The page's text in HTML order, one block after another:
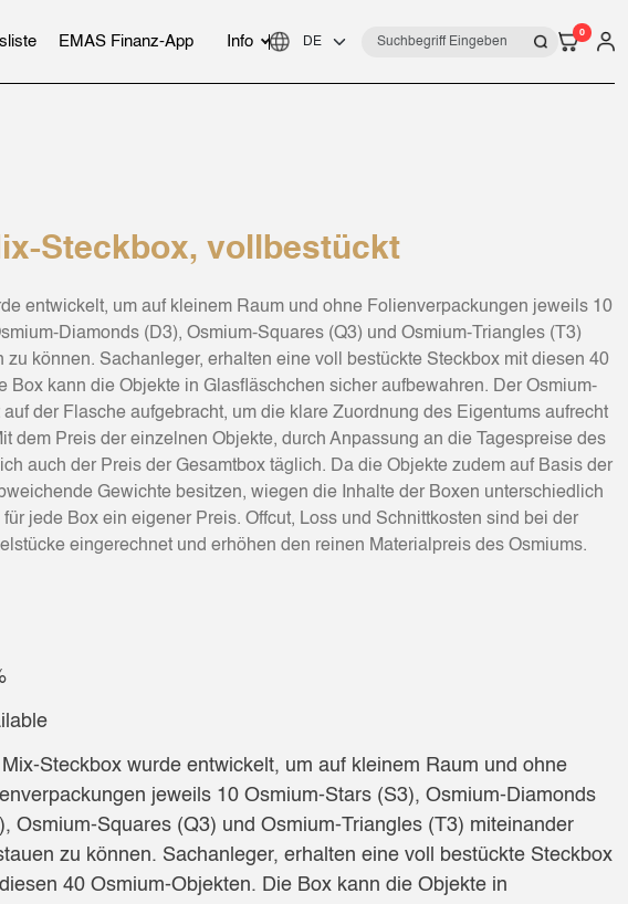
EMAS Finanz-App Info
0
Steckbox, vollbestückt
entwickelt, um auf kleinem Raum und ohne Folienverpackungen jeweils 10
Diamonds (D3), Osmium-Squares (Q3) und Osmium-Triangles (T3)
zu können. Sachanleger, erhalten eine voll bestückte Steckbox mit diesen 40
Box kann die Objekte in Glasfläschchen sicher aufbewahren. Der Osmium-
auf der Flasche aufgebracht, um die klare Zuordnung des Eigentums aufrecht
dem Preis der einzelnen Objekte, durch Anpassung an die Tagespreise des
auch der Preis der Gesamtbox täglich. Da die Objekte zudem auf Basis der
Gewichte besitzen, wiegen die Inhalte der Boxen unterschiedlich
jede Box ein eigener Preis. Offcut, Loss und Schnittkosten sind bei der
eingerechnet und erhöhen den reinen Materialpreis des Osmiums.
Mix-Steckbox wurde entwickelt, um auf kleinem Raum und ohne
jeweils 10 Osmium-Stars (S3), Osmium-Diamonds
Osmium-Squares (Q3) und Osmium-Triangles (T3) miteinander
zu können. Sachanleger, erhalten eine voll bestückte Steckbox
40 Osmium-Objekten. Die Box kann die Objekte in